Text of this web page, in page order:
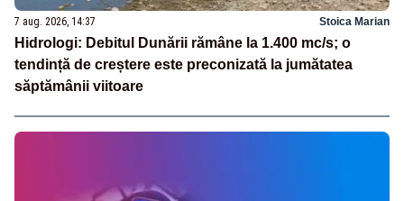
7 aug. 2026, 14:37 Stoica Marian
Hidrologi: Debitul Dunării rămâne la 1.400 mc/s; o
tendință de creștere este preconizată la jumătatea
săptămânii viitoare